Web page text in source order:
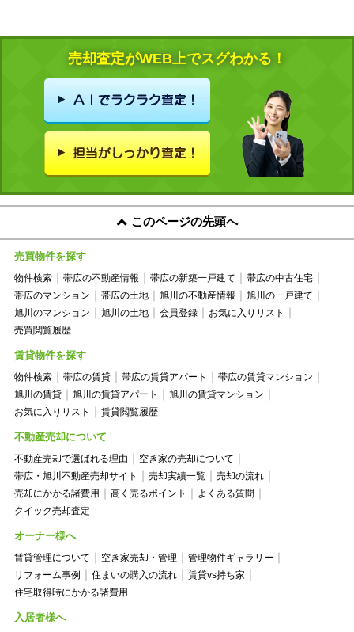
売却査定がWEB上でスグわかる！
このページの先頭へ
売買物件を探す
物件検索 帯広の不動産情報 帯広の新築一戸建て
帯広の中古住宅
帯広のマンション
帯広の土地 旭川の不動産情報
旭川の一戸建て
旭川のマンション
旭川の土地 会員登録
お気に入りリスト
売買閲覧履歴
賃貸物件を探す
物件検索 帯広の賃貸 帯広の賃貸アパート
帯広の賃貸マンション
旭川の賃貸
旭川の賃貸アパート
旭川の賃貸マンション
お気に入りリスト
賃貸閲覧履歴
不動産売却について
不動産売却で選ばれる理由
空き家の売却について
帯広・旭川不動産売却サイト
売却実績一覧
売却の流れ
売却にかかる諸費用
高く売るポイント
よくある質問
クイック売却査定
オーナー様へ
賃貸管理について 空き家売却・管理
管理物件ギャラリー
リフォーム事例
住まいの購入の流れ
賃貸vs持ち家
住宅取得時にかかる諸費用
入居者様へ